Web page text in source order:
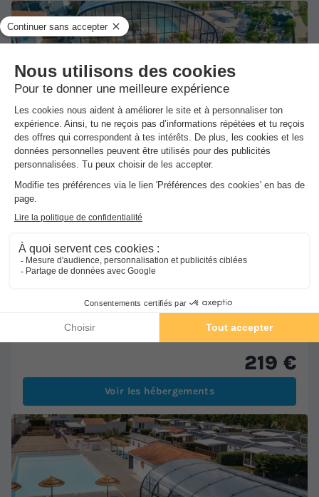
Camping du Jard ★★★★
La Tranche Sur Mer ]0, 1[ (16,4 m de Saint Martin de Ré) | [1,
Inf[ (16,4 km de Saint Martin de Ré)-Voir sur la carte
Avis clients
Wifi payant Bord de mer
+ 8
MOBILHOME 4 personnes - 2 chambres - 4 personnes
Meilleur prix pour 7 nuits
219 €
Voir les hébergements